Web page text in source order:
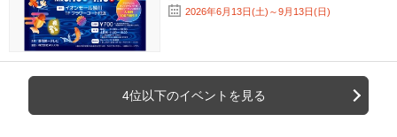
2026年6月13日(土)～9月13日(日)
4位以下のイベントを見る